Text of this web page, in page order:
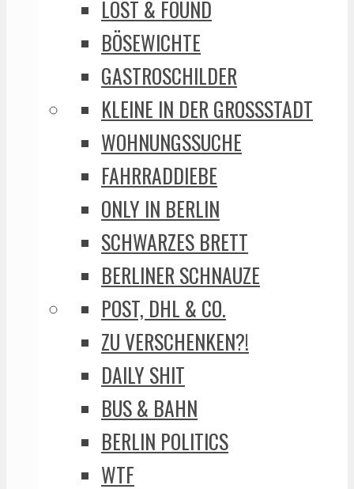
LOST & FOUND
BÖSEWICHTE
GASTROSCHILDER
KLEINE IN DER GROSSSTADT
WOHNUNGSSUCHE
FAHRRADDIEBE
ONLY IN BERLIN
SCHWARZES BRETT
BERLINER SCHNAUZE
POST, DHL & CO.
ZU VERSCHENKEN?!
DAILY SHIT
BUS & BAHN
BERLIN POLITICS
WTF